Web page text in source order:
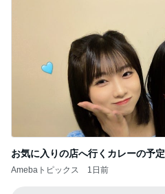
お気に入りの店へ行くカレーの予定
Amebaトピックス 1日前